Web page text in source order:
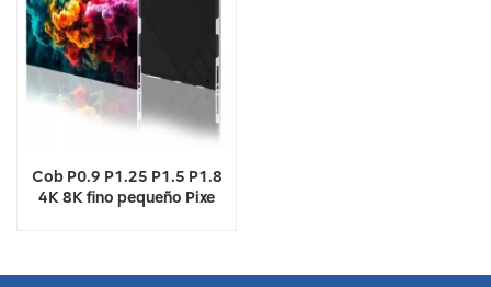
Cob P0.9 P1.25 P1.5 P1.8
4K 8K fino pequeño Pixe